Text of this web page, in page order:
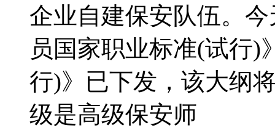
企业自建保安队伍。
员国家职业标准(试行)
行)》已下发，该大纲
级是高级保安师